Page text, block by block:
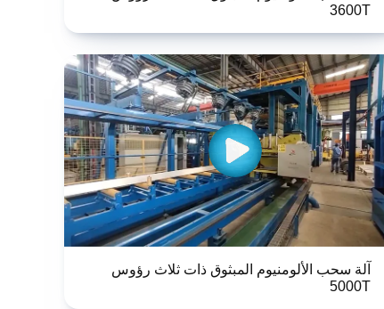
3600T
آلة سحب الألومنيوم المبثوق ذات ثلاث رؤوس
5000T